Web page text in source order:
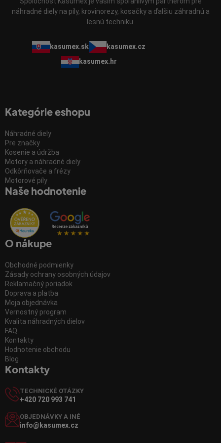
náhradné diely na píly, krovinorezy, kosačky a ďalšiu záhradnú a
lesnú techniku.
kasumex.sk
kasumex.cz
kasumex.hr
Kategórie eshopu
Náhradné diely
Pre značky
Kosenie a údržba
Motory a náhradné diely
Odkôrňovače a frézy
Motorové píly
Naše hodnotenie
O nákupe
Obchodné podmienky
Zásady ochrany osobných údajov
Reklamačný poriadok
Doprava a platba
Moja objednávka
Vernostný program
Kvalita náhradných dielov
FAQ
Kontakty
Hodnotenie obchodu
Blog
Kontakty
TECHNICKÉ OTÁZKY
+420 720 993 741
OBJEDNÁVKY A INÉ
info@kasumex.cz